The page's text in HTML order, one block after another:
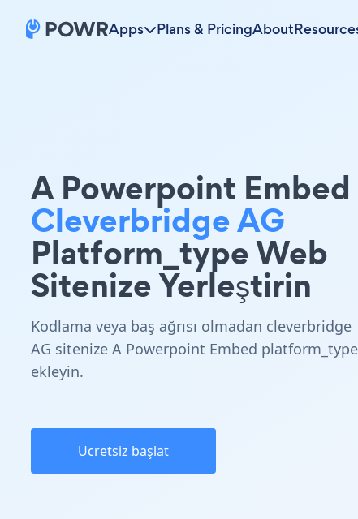
Apps Plans & PricingAbout
A Powerpoint Embed
Cleverbridge AG
Platform_type Web
Sitenize Yerleştirin
Kodlama veya baş ağrısı olmadan cleverbridge
AG sitenize A Powerpoint Embed platform_type
ekleyin.
Ücretsiz başlat